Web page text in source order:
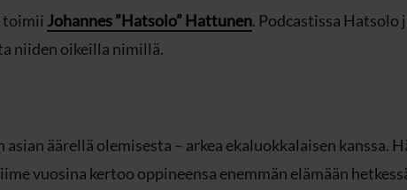
toimii Johannes ”Hatsolo” Hattunen. Podcastissa Hatsolo
niiden oikeilla nimillä.
äärellä olemisesta – arkea ekaluokkalaisen kanssa.
vuosina kertoo oppineensa enemmän elämään